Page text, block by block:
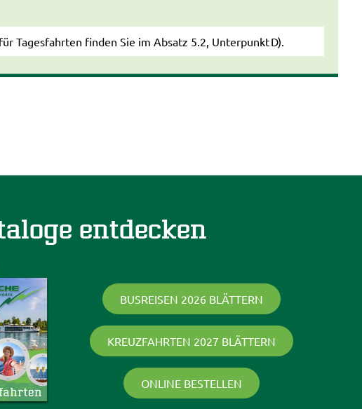
Tagesfahrten finden Sie im Absatz 5.2, Unterpunkt D).
entdecken
BUSREISEN 2026 BLÄTTERN
KREUZFAHRTEN 2027 BLÄTTERN
ONLINE BESTELLEN